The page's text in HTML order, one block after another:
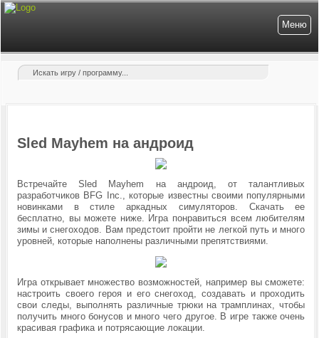
Меню
Sled Mayhem на андроид
Встречайте Sled Mayhem на андроид, от талантливых
разработчиков BFG Inc., которые известны своими популярными
новинками в стиле аркадных симуляторов. Скачать ее
бесплатно, вы можете ниже. Игра понравиться всем любителям
зимы и снегоходов. Вам предстоит пройти не легкой путь и много
уровней, которые наполнены различными препятствиями.
Игра открывает множество возможностей, например вы сможете:
настроить своего героя и его снегоход, создавать и проходить
свои следы, выполнять различные трюки на трамплинах, чтобы
получить много бонусов и много чего другое. В игре также очень
красивая графика и потрясающие локации.